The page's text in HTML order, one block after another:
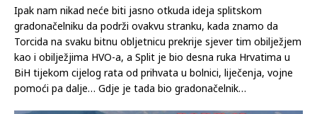
Ipak nam nikad neće biti jasno otkuda ideja splitskom
gradonačelniku da podrži ovakvu stranku, kada znamo da
Torcida na svaku bitnu obljetnicu prekrije sjever tim obilježjem
kao i obilježjima HVO-a, a Split je bio desna ruka Hrvatima u
BiH tijekom cijelog rata od prihvata u bolnici, liječenja, vojne
pomoći pa dalje… Gdje je tada bio gradonačelnik…